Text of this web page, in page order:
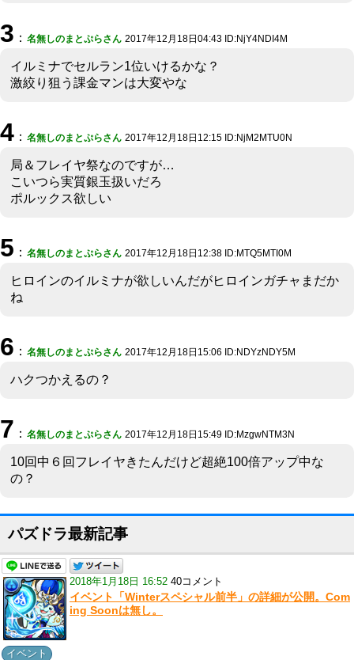
3 ： 名無しのまとぷらさん 2017年12月18日04:43 ID:NjY4NDI4M
イルミナでセルラン1位いけるかな？
激絞り狙う課金マンは大変やな
4 ： 名無しのまとぷらさん 2017年12月18日12:15 ID:NjM2MTU0N
局＆フレイヤ祭なのですが…
こいつら実質銀玉扱いだろ
ポルックス欲しい
5 ： 名無しのまとぷらさん 2017年12月18日12:38 ID:MTQ5MTI0M
ヒロインのイルミナが欲しいんだがヒロインガチャまだか
ね
6 ： 名無しのまとぷらさん 2017年12月18日15:06 ID:NDYzNDY5M
ハクつかえるの？
7 ： 名無しのまとぷらさん 2017年12月18日15:49 ID:MzgwNTM3N
10回中６回フレイヤきたんだけど超絶100倍アップ中な
の？
パズドラ最新記事
2018年1月18日 16:52 40コメント
イベント「Winterスペシャル前半」の詳細が公開。Com
ing Soonは無し。
イベント